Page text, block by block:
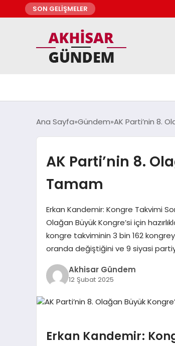
SON GELİŞMELER
Ana Sayfa Gündem AK Parti’nin 8.
AK Parti’nin 8.
Tamam
Erkan Kandemir: Kongre Takvimi
Olağan Büyük Kongre’si için
kongre takviminin 3 bin 162
oranda değiştiğini ve 9 siyasi
Akhisar Gündem
12 Şubat 2025
Erkan Kandemir: